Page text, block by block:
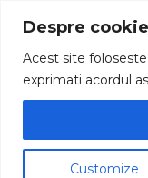
Despre cookie
Acest site
exprimati acordul
Customize